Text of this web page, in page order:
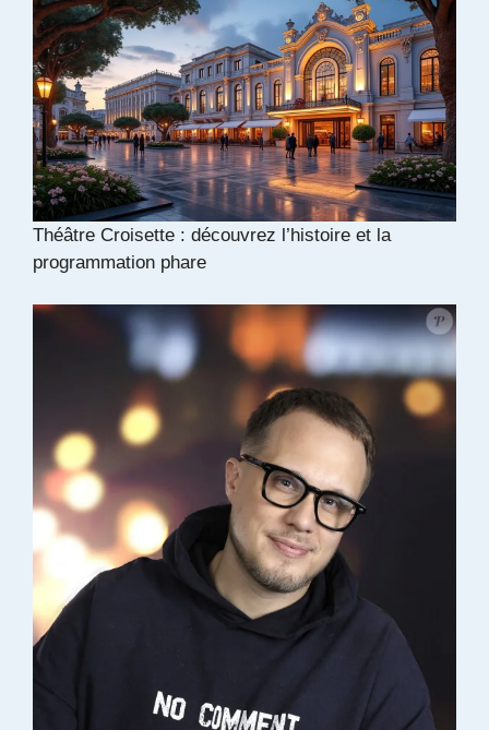
Théâtre Croisette : découvrez l’histoire et la
programmation phare